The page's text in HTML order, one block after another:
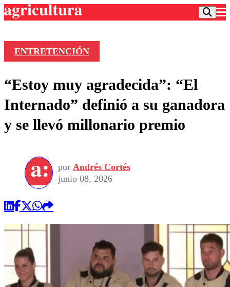
Frecuencias
Agricultura TV
Deportes
Colo Colo
Seleccion Chilena
Torneo Internacional
Universidad de Chile
Entretención
Economía
Internacional
Sustentabilidad
Publicaciones en medios
Opinión
ENTRETENCIÓN
“Estoy muy agradecida”: “El
Internado” definió a su ganadora
y se llevó millonario premio
por Andrés Cortés
junio 08, 2026